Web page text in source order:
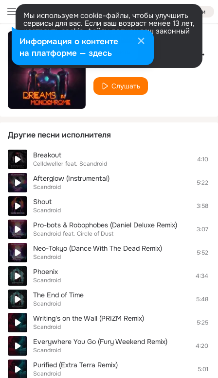
Войти
Мы используем cookie-файлы, чтобы улучшить
сервисы для вас. Если ваш возраст менее 13 лет,
настроить cookie-файлы должен ваш законный
представитель. Больше информации
Разрешить все Настроить Rendezvous (VHS Dreams Remix)
Scandroid
Слушать
Другие песни исполнителя
Breakout
Celldweller feat. Scandroid
4:10
Afterglow (Instrumental)
Scandroid
5:22
Shout
Scandroid
3:58
Pro-bots & Robophobes (Daniel Deluxe Remix)
Scandroid feat. Circle of Dust
3:07
Neo-Tokyo (Dance With The Dead Remix)
Scandroid
5:52
Phoenix
Scandroid
4:34
The End of Time
Scandroid
5:48
Writing's on the Wall (PRIZM Remix)
Scandroid
5:25
Everywhere You Go (Fury Weekend Remix)
Scandroid
4:20
Purified (Extra Terra Remix)
Scandroid
5:01
Информация о контенте
на платформе — здесь